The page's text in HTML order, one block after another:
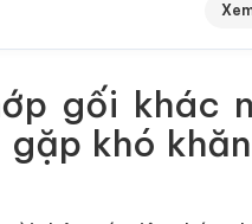
gối khác
khó